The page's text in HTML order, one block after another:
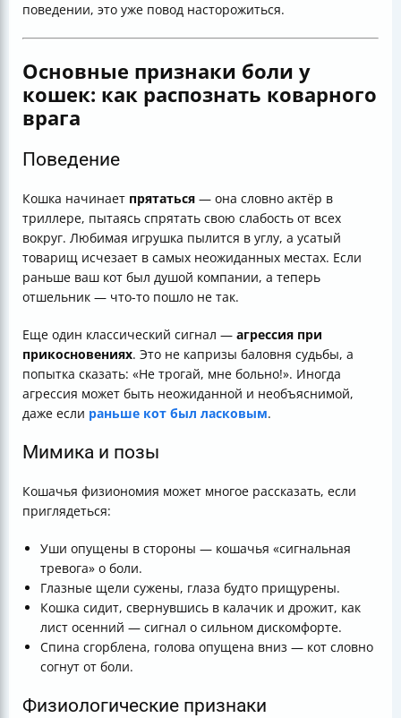
поведении, это уже повод насторожиться.
Основные признаки боли у
кошек: как распознать коварного
врага
Поведение
Кошка начинает прятаться — она словно актёр в
триллере, пытаясь спрятать свою слабость от всех
вокруг. Любимая игрушка пылится в углу, а усатый
товарищ исчезает в самых неожиданных местах. Если
раньше ваш кот был душой компании, а теперь
отшельник — что-то пошло не так.
Еще один классический сигнал — агрессия при
прикосновениях. Это не капризы баловня судьбы, а
попытка сказать: «Не трогай, мне больно!». Иногда
агрессия может быть неожиданной и необъяснимой,
даже если раньше кот был ласковым.
Мимика и позы
Кошачья физиономия может многое рассказать, если
приглядеться:
Уши опущены в стороны — кошачья «сигнальная
тревога» о боли.
Глазные щели сужены, глаза будто прищурены.
Кошка сидит, свернувшись в калачик и дрожит, как
лист осенний — сигнал о сильном дискомфорте.
Спина сгорблена, голова опущена вниз — кот словно
согнут от боли.
Физиологические признаки